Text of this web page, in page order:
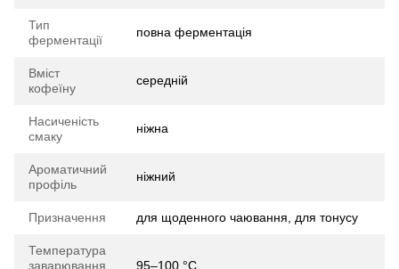
Тип
ферментації
повна ферментація
Вміст
кофеїну
середній
Насиченість
смаку
ніжна
Ароматичний
профіль
ніжний
Призначення для щоденного чаювання, для тонусу
Температура
заварювання
95–100 °C